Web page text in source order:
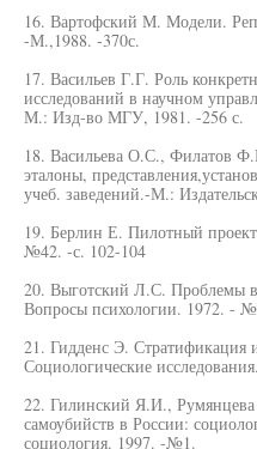
16. Вартофский М. Модели.
-М.,1988. -370с.
17. Васильев Г.Г. Роль
исследований в научном
М.: Изд-во МГУ, 1981. -256 с.
18. Васильева О.С., Филатов
эталоны,
учеб. заведений.-М.:
19. Берлин Е. Пилотный
№42. -с. 102-104
20. Выготский Л.С. Проблемы
Вопросы психологии. 1972. -
21. Гидденс Э. Стратификация
Социологические
22. Гилинский Я.И.,
самоубийств в России:
социология. 1997. -№1.